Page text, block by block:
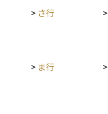
除：通夜・葬儀などにか
から差し引くことができ
> さ行 >
> ま行 >